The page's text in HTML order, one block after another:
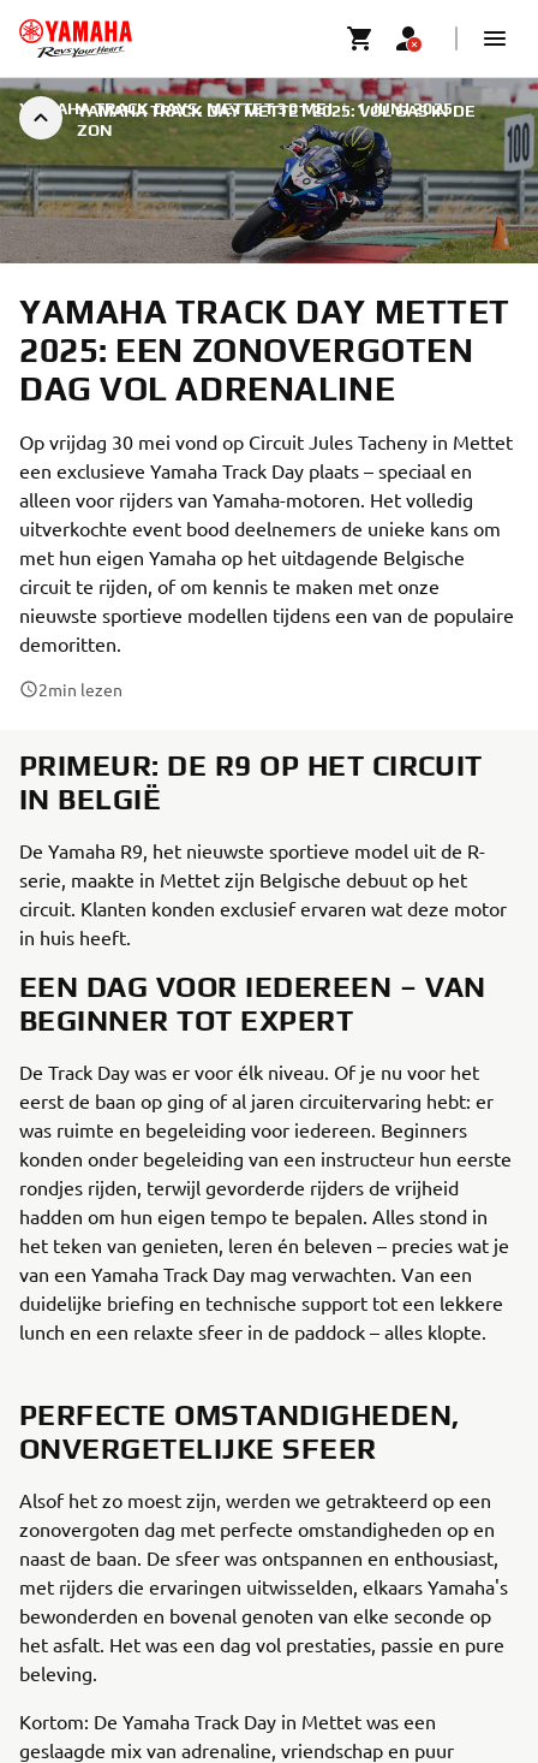
YAMAHA TRACK DAY METTET 2025: VOL GAS IN DE
ZON
YAMAHA TRACK DAYS, METTET 30 MEI | 1 JUNI 2025
YAMAHA TRACK DAY METTET
2025: EEN ZONOVERGOTEN
DAG VOL ADRENALINE
Op vrijdag 30 mei vond op Circuit Jules Tacheny in Mettet
een exclusieve Yamaha Track Day plaats – speciaal en
alleen voor rijders van Yamaha-motoren. Het volledig
uitverkochte event bood deelnemers de unieke kans om
met hun eigen Yamaha op het uitdagende Belgische
circuit te rijden, of om kennis te maken met onze
nieuwste sportieve modellen tijdens een van de populaire
demoritten.
2min lezen
PRIMEUR: DE R9 OP HET CIRCUIT
IN BELGIË
De Yamaha R9, het nieuwste sportieve model uit de R-
serie, maakte in Mettet zijn Belgische debuut op het
circuit. Klanten konden exclusief ervaren wat deze motor
in huis heeft.
EEN DAG VOOR IEDEREEN – VAN
BEGINNER TOT EXPERT
De Track Day was er voor élk niveau. Of je nu voor het
eerst de baan op ging of al jaren circuitervaring hebt: er
was ruimte en begeleiding voor iedereen. Beginners
konden onder begeleiding van een instructeur hun eerste
rondjes rijden, terwijl gevorderde rijders de vrijheid
hadden om hun eigen tempo te bepalen. Alles stond in
het teken van genieten, leren én beleven – precies wat je
van een Yamaha Track Day mag verwachten. Van een
duidelijke briefing en technische support tot een lekkere
lunch en een relaxte sfeer in de paddock – alles klopte.
PERFECTE OMSTANDIGHEDEN,
ONVERGETELIJKE SFEER
Alsof het zo moest zijn, werden we getrakteerd op een
zonovergoten dag met perfecte omstandigheden op en
naast de baan. De sfeer was ontspannen en enthousiast,
met rijders die ervaringen uitwisselden, elkaars Yamaha's
bewonderden en bovenal genoten van elke seconde op
het asfalt. Het was een dag vol prestaties, passie en pure
beleving.
Kortom: De Yamaha Track Day in Mettet was een
geslaagde mix van adrenaline, vriendschap en puur